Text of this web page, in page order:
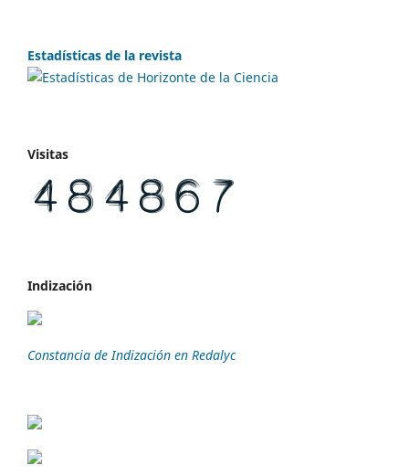
Estadísticas de la revista
Visitas
Indización
Constancia de Indización en Redalyc